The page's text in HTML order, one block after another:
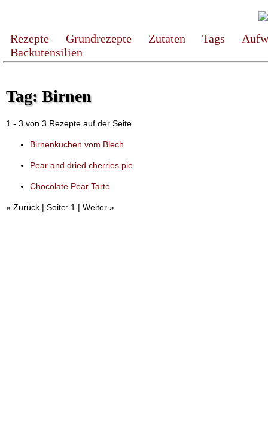
Rezepte Grundrezepte Zutaten Tags
Backutensilien
Tag: Birnen
1 - 3 von 3 Rezepte auf der Seite.
Birnenkuchen vom Blech
Pear and dried cherries pie
Chocolate Pear Tarte
« Zurück | Seite: 1 | Weiter »